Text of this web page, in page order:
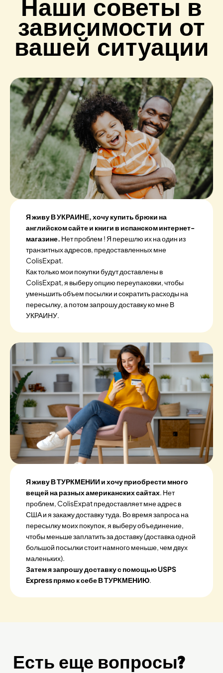
Наши советы в
зависимости от
вашей ситуации
Я живу В УКРАИНЕ, хочу купить брюки на
английском сайте и книги в испанском интернет-
магазине. Нет проблем ! Я перешлю их на один из
транзитных адресов, предоставленных мне
ColisExpat.
Как только мои покупки будут доставлены в
ColisExpat, я выберу опцию переупаковки, чтобы
уменьшить объем посылки и сократить расходы на
пересылку, а потом запрошу доставку ко мне В
УКРАИНУ.
Я живу В ТУРКМЕНИИ и хочу приобрести много
вещей на разных американских сайтах. Нет
проблем, ColisExpat предоставляет мне адрес в
США и я закажу доставку туда. Во время запроса на
пересылку моих покупок, я выберу объединение,
чтобы меньше заплатить за доставку (доставка одной
большой посылки стоит намного меньше, чем двух
маленьких).
Затем я запрошу доставку с помощью USPS
Express прямо к себе В ТУРКМЕНИЮ.
Есть еще вопросы?